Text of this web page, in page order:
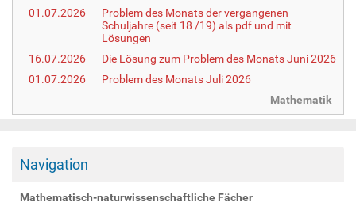
01.07.2026
Problem des Monats der vergangenen
Schuljahre (seit 18 /19) als pdf und mit
Lösungen
16.07.2026
Die Lösung zum Problem des Monats Juni 2026
01.07.2026
Problem des Monats Juli 2026
Mathematik
Navigation
Mathematisch-naturwissenschaftliche Fächer